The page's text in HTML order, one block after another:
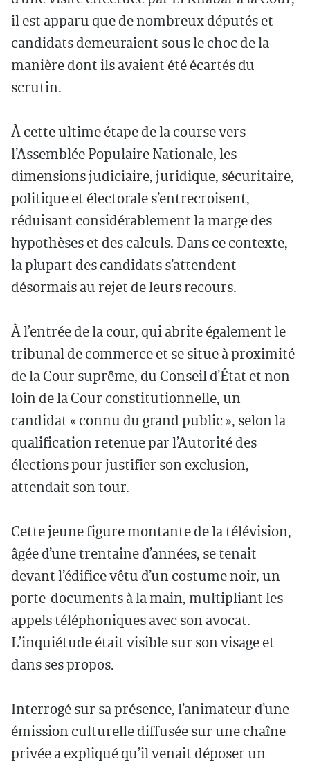
il est apparu que de nombreux députés et
candidats demeuraient sous le choc de la
manière dont ils avaient été écartés du
scrutin.
À cette ultime étape de la course vers
l’Assemblée Populaire Nationale, les
dimensions judiciaire, juridique, sécuritaire,
politique et électorale s’entrecroisent,
réduisant considérablement la marge des
hypothèses et des calculs. Dans ce contexte,
la plupart des candidats s’attendent
désormais au rejet de leurs recours.
À l’entrée de la cour, qui abrite également le
tribunal de commerce et se situe à proximité
de la Cour suprême, du Conseil d’État et non
loin de la Cour constitutionnelle, un
candidat « connu du grand public », selon la
qualification retenue par l’Autorité des
élections pour justifier son exclusion,
attendait son tour.
Cette jeune figure montante de la télévision,
âgée d’une trentaine d’années, se tenait
devant l’édifice vêtu d’un costume noir, un
porte-documents à la main, multipliant les
appels téléphoniques avec son avocat.
L’inquiétude était visible sur son visage et
dans ses propos.
Interrogé sur sa présence, l’animateur d’une
émission culturelle diffusée sur une chaîne
privée a expliqué qu’il venait déposer un